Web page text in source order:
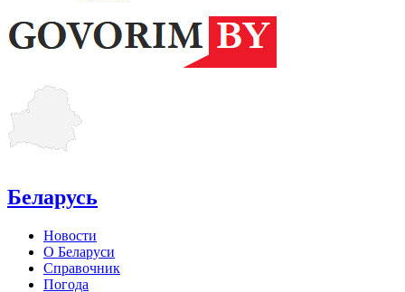
Беларусь
Новости
О Беларуси
Справочник
Погода